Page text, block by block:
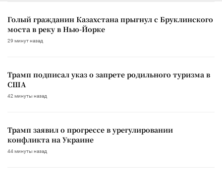
Голый гражданин Казахстана прыгнул с Бруклинского
моста в реку в Нью-Йорке
29 минут назад
Трамп подписал указ о запрете родильного туризма в
США
42 минуты назад
Трамп заявил о прогрессе в урегулировании
конфликта на Украине
44 минуты назад